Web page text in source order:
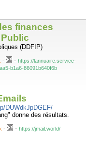
finances
(DDFIP)
- - https://lannuaire.service-
b1a6-86091b640f6b
DUWdkJpDGEF/
donne des résultats.
- - https://jmail.world/